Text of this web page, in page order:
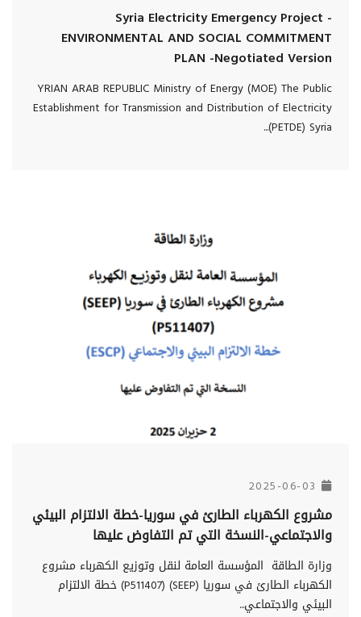
Syria Electricity Emergency Project -
ENVIRONMENTAL AND SOCIAL COMMITMENT
PLAN -Negotiated Version
YRIAN ARAB REPUBLIC Ministry of Energy (MOE) The Public
Establishment for Transmission and Distribution of Electricity
(PETDE) Syria...
2025-06-03
مشروع الكهرباء الطارئ في سوريا-خطة الالتزام البيئي
والاجتماعي-النسخة التي تم التفاوض عليها
وزارة الطاقة المؤسسة العامة لنقل وتوزيع الكهرباء مشروع
الكهرباء الطارئ في سوريا (SEEP) (P511407) خطة الالتزام
البيئي والاجتماعي...